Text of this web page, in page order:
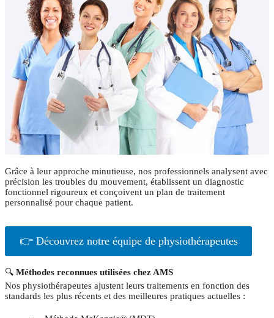
Grâce à leur approche minutieuse, nos professionnels analysent avec
précision les troubles du mouvement, établissent un diagnostic
fonctionnel rigoureux et conçoivent un plan de traitement
personnalisé pour chaque patient.
👉 Découvrez notre équipe de physiothérapeutes
🔍 Méthodes reconnues utilisées chez AMS
Nos physiothérapeutes ajustent leurs traitements en fonction des
standards les plus récents et des meilleures pratiques actuelles :